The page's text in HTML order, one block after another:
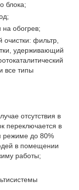
блока;
на обогрев;
очистки: фильтр,
удерживающий
все типы
отсутствия в
переключается в
режиме до 80%
в помещении
работы;